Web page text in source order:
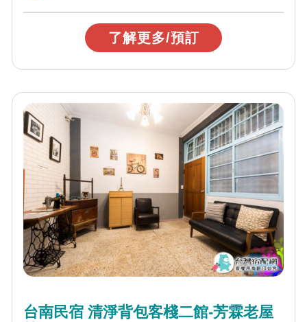
了解更多/預訂
台南民宿 清淨背包客棧二館-芳霖老屋